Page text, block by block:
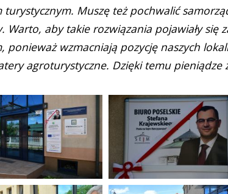
Muszę też pochwalić
Warto, aby takie rozwiązania pojawiały się
ponieważ wzmacniają pozycję naszych
agroturystyczne. Dzięki temu pieniądze